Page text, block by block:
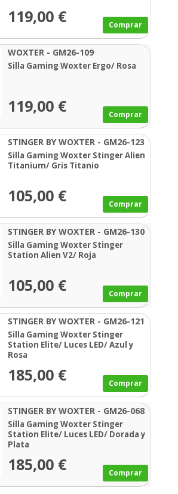
119,00 € Comprar
WOXTER - GM26-109
Silla Gaming Woxter Ergo/ Rosa
119,00 € Comprar
STINGER BY WOXTER - GM26-123
Silla Gaming Woxter Stinger Alien
Titanium/ Gris Titanio
105,00 € Comprar
STINGER BY WOXTER - GM26-130
Silla Gaming Woxter Stinger
Station Alien V2/ Roja
105,00 € Comprar
STINGER BY WOXTER - GM26-121
Silla Gaming Woxter Stinger
Station Elite/ Luces LED/ Azul y
Rosa
185,00 € Comprar
STINGER BY WOXTER - GM26-068
Silla Gaming Woxter Stinger
Station Elite/ Luces LED/ Dorada y
Plata
185,00 € Comprar